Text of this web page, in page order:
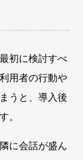
初に検討すべ
用者の行動や
うと、導入後
。
に会話が盛ん